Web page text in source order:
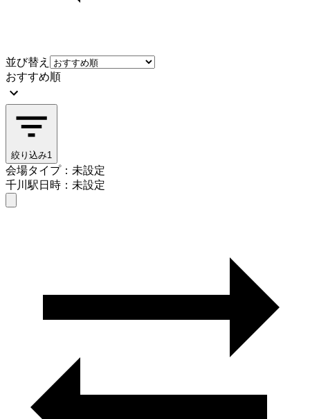
並び替え
おすすめ順
絞り込み1
会場タイプ：未設定
千川駅日時：未設定